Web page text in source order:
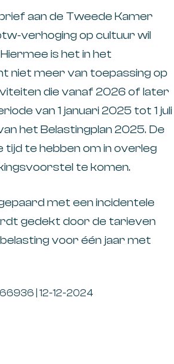
aan de Tweede Kamer
verhoging op cultuur wil
is het in het
niet meer van toepassing op
die vanaf 2026 of later
van 1 januari 2025 tot 1 juli
het Belastingplan 2025. De
te hebben om in overleg
te komen.
met een incidentele
gedekt door de tarieven
voor één jaar met
| 12-12-2024